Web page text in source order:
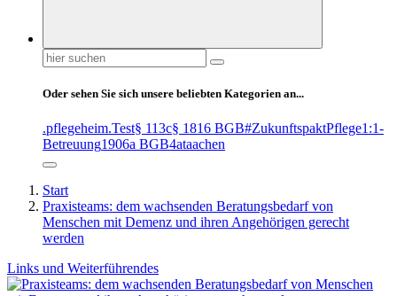
Suchen
nach:
Oder sehen Sie sich unsere beliebten Kategorien an...
.pflegeheim.Test§ 113c§ 1816 BGB#ZukunftspaktPflege1:1-
Betreuung1906a BGB4ataachen
Start
Praxisteams: dem wachsenden Beratungsbedarf von
Menschen mit Demenz und ihren Angehörigen gerecht
werden
Links und Weiterführendes